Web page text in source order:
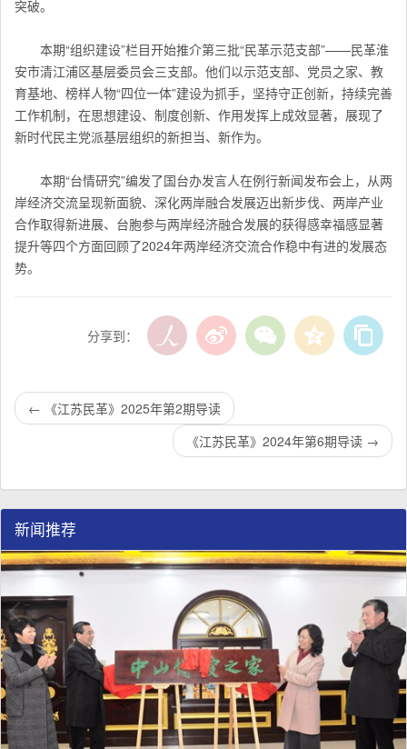
突破。
本期“组织建设”栏目开始推介第三批“民革示范支部”——民革淮
安市清江浦区基层委员会三支部。他们以示范支部、党员之家、教
育基地、榜样人物“四位一体”建设为抓手，坚持守正创新，持续完善
工作机制，在思想建设、制度创新、作用发挥上成效显著，展现了
新时代民主党派基层组织的新担当、新作为。
本期“台情研究”编发了国台办发言人在例行新闻发布会上，从两
岸经济交流呈现新面貌、深化两岸融合发展迈出新步伐、两岸产业
合作取得新进展、台胞参与两岸经济融合发展的获得感幸福感显著
提升等四个方面回顾了2024年两岸经济交流合作稳中有进的发展态
势。
分享到：
← 《江苏民革》2025年第2期导读
《江苏民革》2024年第6期导读 →
新闻推荐